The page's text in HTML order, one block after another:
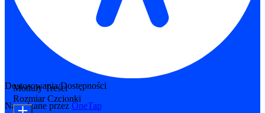
Dostosowania Dostępności
Napędzane przez OneTap
Moduły Treści
Rozmiar Czcionki